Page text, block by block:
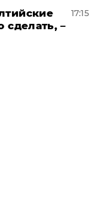
сделать, –
17:15